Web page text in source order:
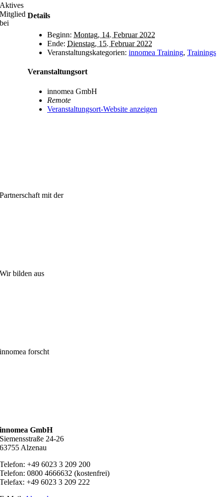
Details
Beginn: Montag, 14. Februar 2022
Ende: Dienstag, 15. Februar 2022
Veranstaltungskategorien: innomea Training, Trainings
Veranstaltungsort
innomea GmbH
Remote
Veranstaltungsort-Website anzeigen
Aktives
Mitglied
bei
Partnerschaft mit der
Wir bilden aus
innomea forscht
innomea GmbH
Siemensstraße 24-26
63755 Alzenau
Telefon: +49 6023 3 209 200
Telefon: 0800 4666632 (kostenfrei)
Telefax: +49 6023 3 209 222